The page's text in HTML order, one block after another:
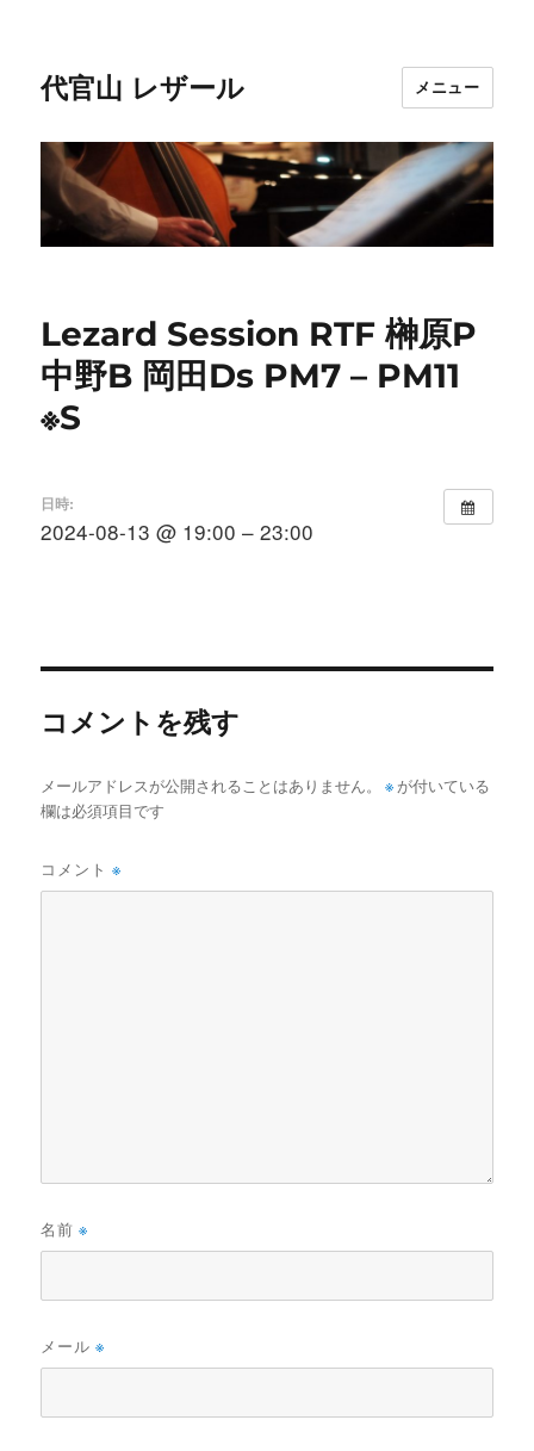
代官山 レザール メニュー
Lezard Session RTF 榊原P
中野B 岡田Ds PM7 – PM11
※S
日時:
2024-08-13 @ 19:00 – 23:00
コメントを残す
メールアドレスが公開されることはありません。 ※ が付いている
欄は必須項目です
コメント※
名前※
メール※